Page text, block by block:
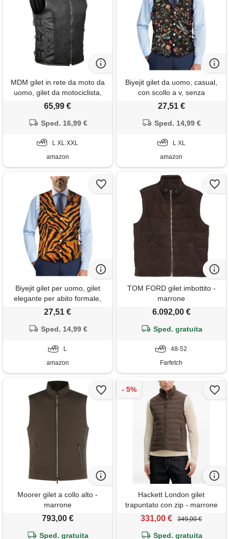
MDM gilet in rete da moto da
uomo, gilet da motociclista,
gilet estivo da moto - gilet da
regolabile, nero, nero , xxl
65,99 €
Sped. 16,99 €
L XL XXL
amazon
Biyejit gilet da uomo, casual,
con scollo a v, senza
maniche, per business,
taglia s-4xl, libellula, l
27,51 €
Sped. 14,99 €
L XL
amazon
Biyejit gilet per uomo, gilet
elegante per abito formale,
gilet classico per cerimonia,
matrimonio s-4xl, pelle di
27,51 €
Sped. 14,99 €
L
amazon
TOM FORD gilet imbottito -
marrone
6.092,00 €
Sped. gratuita
48-52
Farfetch
Moorer gilet a collo alto -
marrone
793,00 €
Sped. gratuita
Hackett London gilet
trapuntato con zip - marrone
331,00 € 349,00 €
Sped. gratuita